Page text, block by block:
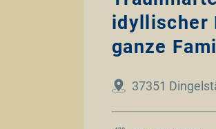
idyllischer
ganze
37351